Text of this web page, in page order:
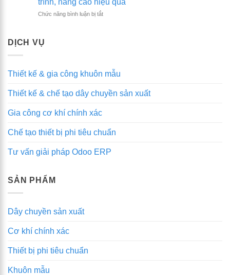
máy
cơ
tối
ưu
trình, nâng cao hiệu quả
Chức năng bình luận bị tắtở
MES:
ưu
nâng
cao
quả
DỊCH VỤ
Thiết kế & gia công khuôn mẫu
Thiết kế & chế tạo dây chuyền sản xuất
Gia công cơ khí chính xác
Chế tạo thiết bị phi tiêu chuẩn
Tư vấn giải pháp Odoo ERP
SẢN PHẨM
Dây chuyền sản xuất
Cơ khí chính xác
Thiết bị phi tiêu chuẩn
Khuôn mẫu